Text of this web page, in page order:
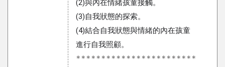
(2)與內在情緒孩童接觸。
(3)自我狀態的探索。
(4)結合自我狀態與情緒的內在孩童
進行自我照顧。
************************